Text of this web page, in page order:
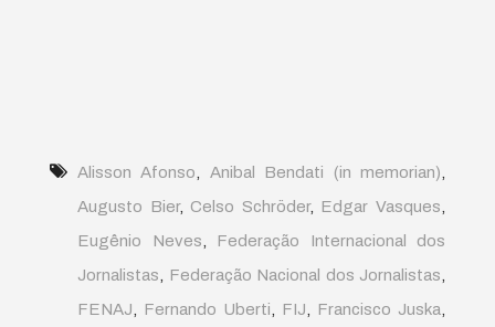
Alisson Afonso Anibal Bendati (in memorian)
Augusto Bier, Celso Schröder, Edgar Vasques
Eugênio Neves
Federação Internacional dos
Jornalistas
Federação Nacional dos Jornalistas
FENAJ
Fernando Uberti FIJ Francisco Juska